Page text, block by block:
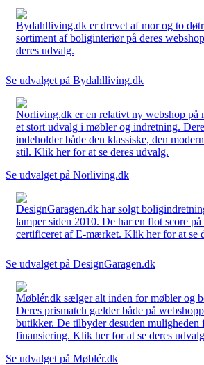
Bydahlliving.dk er drevet af mor og to
sortiment af boliginteriør på deres
deres udvalg.
Se udvalget på Bydahlliving.dk
Norliving.dk er en relativt ny webshop på
et stort udvalg i møbler og indretning.
indeholder både den klassiske, den
stil. Klik her for at se deres udvalg.
Se udvalget på Norliving.dk
DesignGaragen.dk har solgt
lamper siden 2010. De har en flot score
certificeret af E-mærket. Klik her for at se
Se udvalget på DesignGaragen.dk
Møblér.dk sælger alt inden for møbler og
Deres prismatch gælder både på
butikker. De tilbyder desuden muligheden
finansiering. Klik her for at se deres
Se udvalget på Møblér.dk